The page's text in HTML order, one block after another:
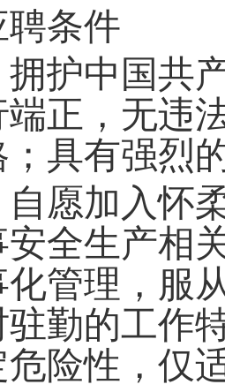
条件
拥护中国共
正，无违
具有强烈
自愿加入怀
安全生产相
化管理，服
驻勤的工作
险性，仅